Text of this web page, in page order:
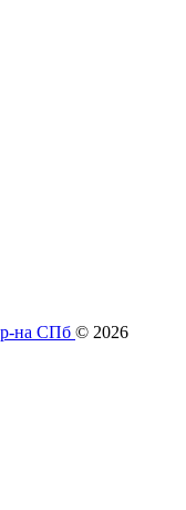
на СПб © 2026